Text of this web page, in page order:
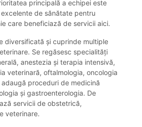
principală a echipei este
de sănătate pentru
care beneficiază de servicii aici.
diversificată și cuprinde multiple
Se regăsesc specialități
anestezia și terapia intensivă,
veterinară, oftalmologia, oncologia
proceduri de medicină
și gastroenterologia. De
servicii de obstetrică,
veterinare.